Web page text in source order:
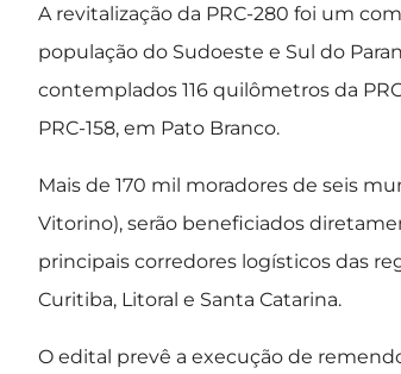
A revitalização da PRC-280 foi um
população do Sudoeste e Sul do
contemplados 116 quilômetros da
PRC-158, em Pato Branco.
Mais de 170 mil moradores de seis
Vitorino), serão beneficiados
principais corredores logísticos das
Curitiba, Litoral e Santa Catarina.
O edital prevê a execução de